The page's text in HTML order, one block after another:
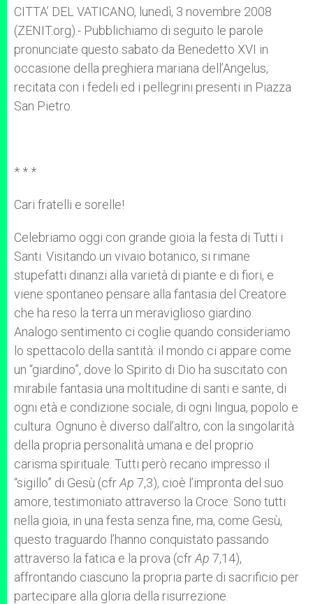
p
p
g
e
r
o
k
r
CITTA’ DEL VATICANO, lunedì, 3 novembre 2008
(ZENIT.org).- Pubblichiamo di seguito le parole
pronunciate questo sabato da Benedetto XVI in
occasione della preghiera mariana dell’Angelus,
recitata con i fedeli ed i pellegrini presenti in Piazza
San Pietro.
* * *
Cari fratelli e sorelle!
Celebriamo oggi con grande gioia la festa di Tutti i
Santi. Visitando un vivaio botanico, si rimane
stupefatti dinanzi alla varietà di piante e di fiori, e
viene spontaneo pensare alla fantasia del Creatore
che ha reso la terra un meraviglioso giardino.
Analogo sentimento ci coglie quando consideriamo
lo spettacolo della santità: il mondo ci appare come
un “giardino”, dove lo Spirito di Dio ha suscitato con
mirabile fantasia una moltitudine di santi e sante, di
ogni età e condizione sociale, di ogni lingua, popolo e
cultura. Ognuno è diverso dall’altro, con la singolarità
della propria personalità umana e del proprio
carisma spirituale. Tutti però recano impresso il
“sigillo” di Gesù (cfrAp 7,3), cioè l’impronta del suo
amore, testimoniato attraverso la Croce. Sono tutti
nella gioia, in una festa senza fine, ma, come Gesù,
questo traguardo l’hanno conquistato passando
attraverso la fatica e la prova (cfrAp 7,14),
affrontando ciascuno la propria parte di sacrificio per
partecipare alla gloria della risurrezione.